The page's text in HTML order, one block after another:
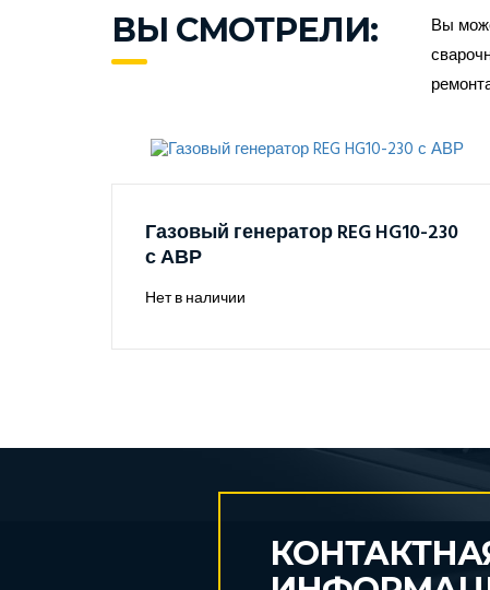
ВЫ СМОТРЕЛИ:
Вы
Газовый генератор REG HG10-230
с АВР
Нет в наличии